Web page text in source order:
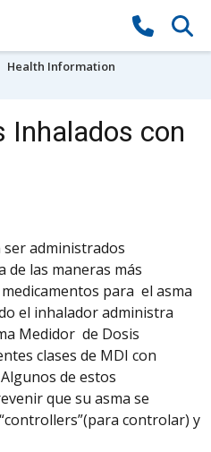
Health Information
Inhalados con
ser administrados
de las maneras más
para el asma
el inhaladoradministra
Medidor de Dosis
clases de MDI con
de estos
que su asma se
controlar) y